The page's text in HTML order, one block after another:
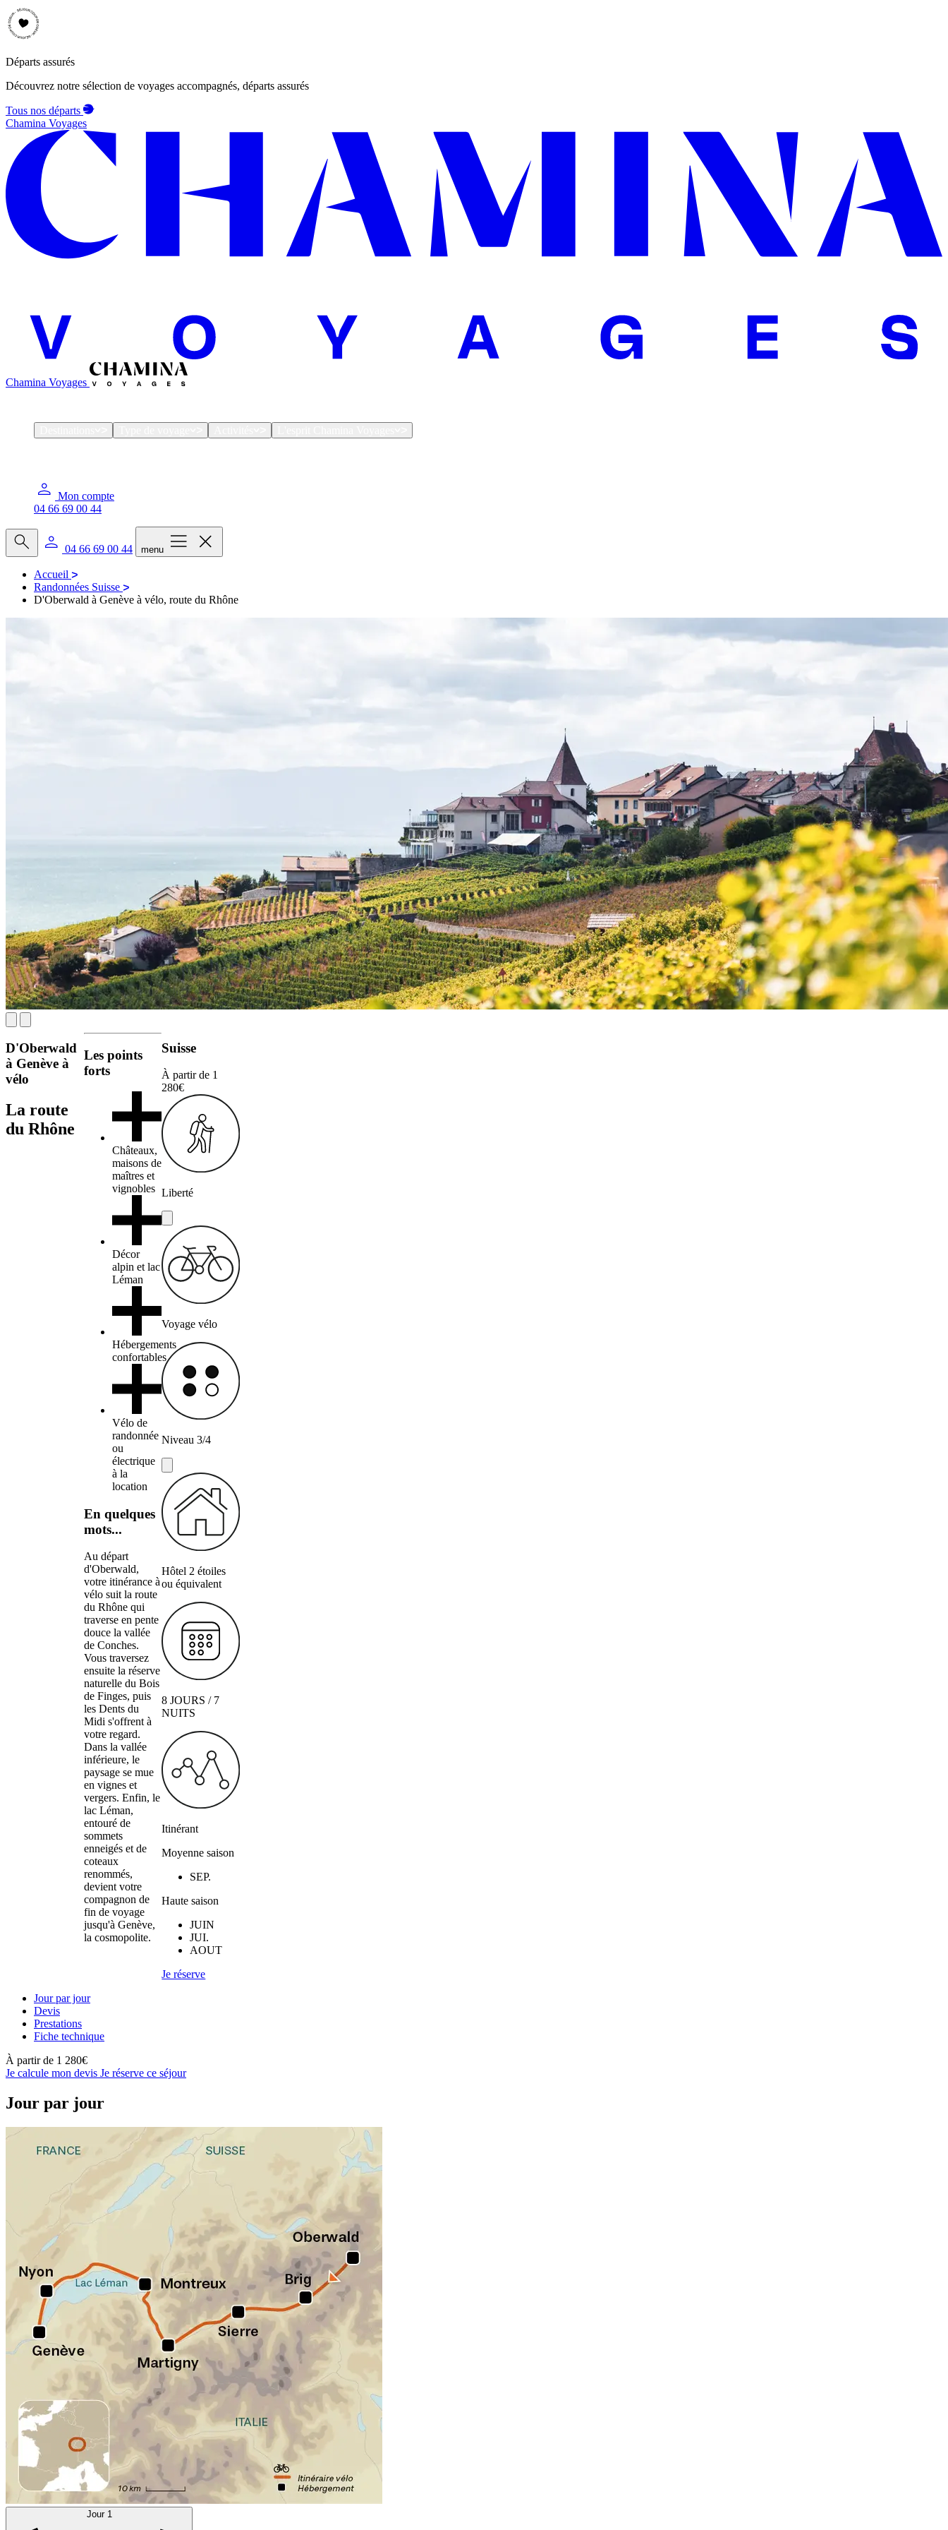
Départs assurés
Découvrez notre sélection de voyages accompagnés, départs assurés
Tous nos départs
Chamina Voyages
Chamina Voyages
Mon compte
04 66 69 00 44
04 66 69 00 44 menu
Accueil
Randonnées Suisse
D'Oberwald à Genève à vélo, route du Rhône
D'Oberwald
à Genève à
vélo
La route
du Rhône
Les points
forts
Châteaux,
maisons de
maîtres et
vignobles
Décor
alpin et lac
Léman
Hébergements
confortables
Vélo de
randonnée
ou
électrique
à la
location
En quelques
mots...
Au départ
d'Oberwald,
votre itinérance à
vélo suit la route
du Rhône qui
traverse en pente
douce la vallée
de Conches.
Vous traversez
ensuite la réserve
naturelle du Bois
de Finges, puis
les Dents du
Midi s'offrent à
votre regard.
Dans la vallée
inférieure, le
paysage se mue
en vignes et
vergers. Enfin, le
lac Léman,
entouré de
sommets
enneigés et de
coteaux
renommés,
devient votre
compagnon de
fin de voyage
jusqu'à Genève,
la cosmopolite.
Suisse
À partir de 1
280€
Liberté
Voyage vélo
Niveau 3/4
Hôtel 2 étoiles
ou équivalent
8 JOURS / 7
NUITS
Itinérant
Moyenne saison
SEP.
Haute saison
JUIN
JUI.
AOUT
Je réserve
Jour par jour
Devis
Prestations
Fiche technique
À partir de 1 280€
Je calcule mon devis Je réserve ce séjour
Jour par jour
Jour 1